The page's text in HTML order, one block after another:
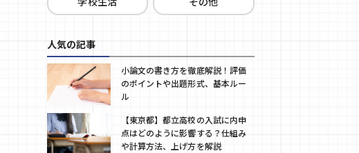
人気の記事
小論文の書き方を徹底解説！評価
のポイントや出題形式、基本ルー
ル
【東京都】都立高校の入試に内申
点はどのように影響する？仕組み
や計算方法、上げ方を解説